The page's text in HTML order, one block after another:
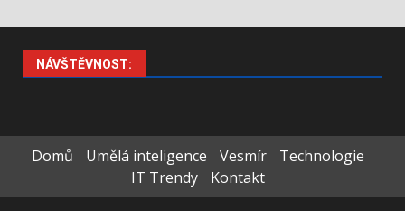
NÁVŠTĚVNOST:
Domů Umělá inteligence Vesmír
Technologie
IT Trendy
Kontakt